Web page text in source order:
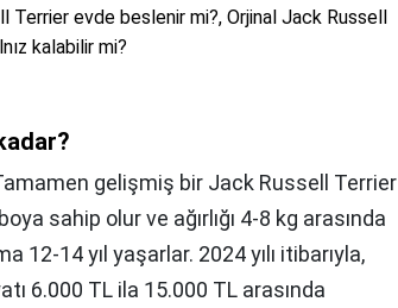
Terrier evde beslenir mi?, Orjinal Jack Russell
kalabilir mi?
gelişmiş bir Jack Russell Terrier
sahip olur ve ağırlığı 4-8 kg arasında
14 yıl yaşarlar. 2024 yılı itibarıyla,
6.000 TL ila 15.000 TL arasında